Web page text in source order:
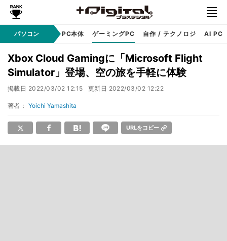
パソコンアップル PC本体 ゲーミングPC 自作 / テクノロジ AI PC
Xbox Cloud Gamingに「Microsoft Flight
Simulator」登場、空の旅を手軽に体験
掲載日 2022/03/02 12:15 更新日 2022/03/02 12:22
著者： Yoichi Yamashita
URLをコピー